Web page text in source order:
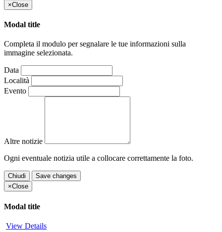
×Close
Modal title
Completa il modulo per segnalare le tue informazioni sulla
immagine selezionata.
Data
Località
Evento
Altre notizie
Ogni eventuale notizia utile a collocare correttamente la foto.
Chiudi
Save changes
×Close
Modal title
View Details